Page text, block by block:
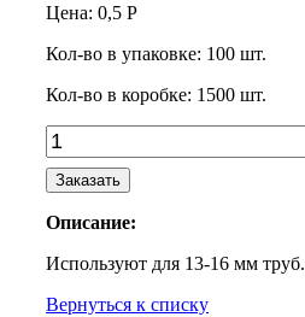
Цена: 0,5 Р
Кол-во в упаковке: 100 шт.
Кол-во в коробке: 1500 шт.
Заказать
Описание:
Используют для 13-16 мм труб.
Вернуться к списку